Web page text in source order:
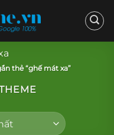
thẻ “ghế mát xa”